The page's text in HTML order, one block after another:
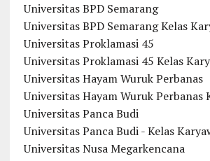
Universitas BPD Semarang
Universitas BPD Semarang Kelas
Universitas Proklamasi 45
Universitas Proklamasi 45 Kelas
Universitas Hayam Wuruk Perbanas
Universitas Hayam Wuruk Perbanas
Universitas Panca Budi
Universitas Panca Budi - Kelas
Universitas Nusa Megarkencana